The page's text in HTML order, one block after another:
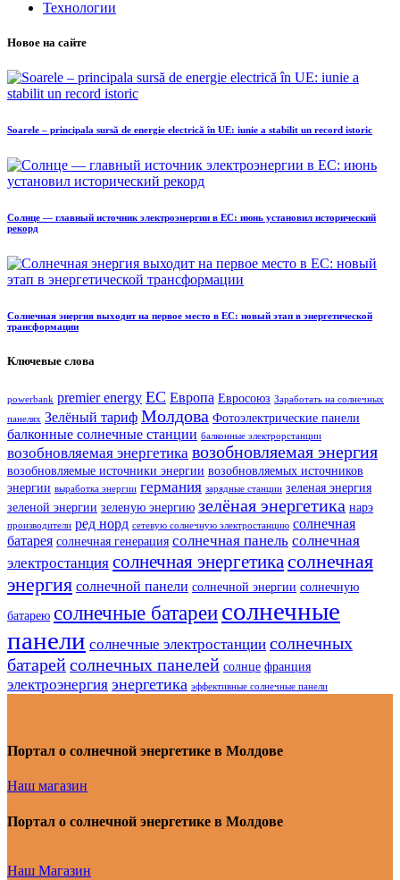
Технологии
Новое на сайте
Soarele – principala sursă de energie electrică în UE: iunie a stabilit un record istoric
Солнце — главный источник электроэнергии в ЕС: июнь установил исторический
рекорд
Солнечная энергия выходит на первое место в ЕС: новый этап в энергетической
трансформации
Ключевые слова
powerbank premier energy ЕС Европа Евросоюз Заработать на солнечных
панелях Зелёный тариф Молдова Фотоэлектрические панели
балконные солнечные станции балконные электрорстанции
возобновляемая энергетика возобновляемая энергия
возобновляемые источники энергии возобновляемых источников
энергии выработка энергии германия зарядные станции зеленая энергия
зеленой энергии зеленую энергию зелёная энергетика нарэ
производители ред норд сетевую солнечную электростанцию солнечная
батарея солнечная генерация солнечная панель солнечная
электростанция солнечная энергетикасолнечная
энергия солнечной панели солнечной энергии солнечную
батарею солнечные батареисолнечные
панели солнечные электростанции солнечных
батарейсолнечных панелей солнце франция
электроэнергия энергетика эффективные солнечные панели
Портал о солнечной энергетике в Молдове
Наш магазин
Портал о солнечной энергетике в Молдове
Наш Магазин